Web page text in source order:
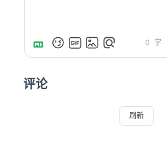
0 字
评论
刷新